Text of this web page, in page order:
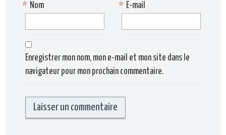
Nom
* E-mail
*
Enregistrer mon nom, mon e-mail et mon site dans le
navigateur pour mon prochain commentaire.